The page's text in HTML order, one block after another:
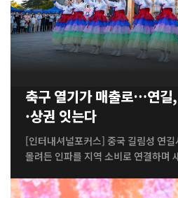
축구 열기가 매출로…연길,
·상권 잇는다
[인터내셔널포커스] 중국 길림성 연
몰려든 인파를 지역 소비로 연결하며
관광시장까지 확산하면서 스포츠와